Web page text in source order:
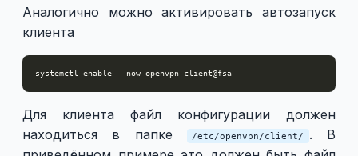
Аналогично можно активировать автозапуск
клиента
Для клиента файл конфигурации должен
находиться в папке
/etc/openvpn/client/ . В